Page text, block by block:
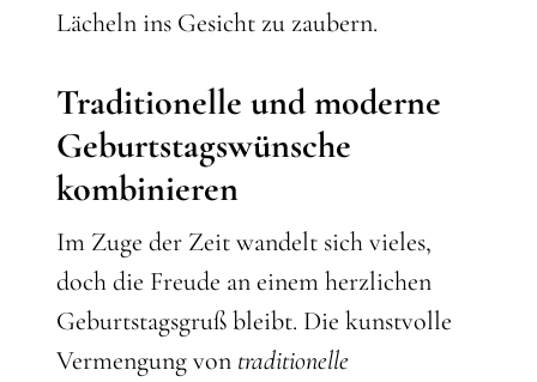
Lächeln ins Gesicht zu zaubern.
Traditionelle und moderne
Geburtstagswünsche
kombinieren
Im Zuge der Zeit wandelt sich vieles,
doch die Freude an einem herzlichen
Geburtstagsgruß bleibt. Die kunstvolle
Vermengung von traditionelle